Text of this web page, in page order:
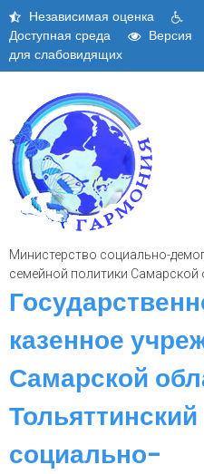
Skip
content
Независимая оценка
Доступная среда
Версия
для слабовидящих
Министерство социально-
семейной политики Самарской
казенное
Самарской
Тольяттинский
социально-